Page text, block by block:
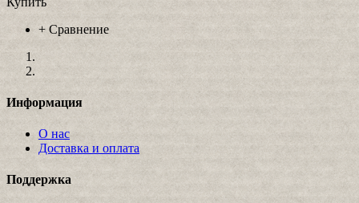
+ Сравнение
Информация
О нас
Доставка и оплата
Поддержка